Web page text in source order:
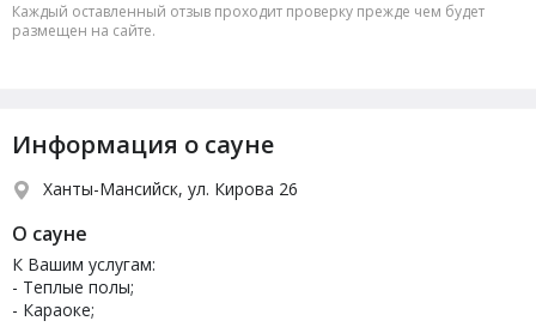
Каждый оставленный отзыв проходит проверку прежде чем будет
размещен на сайте.
Информация о сауне
Ханты-Мансийск, ул. Кирова 26
О сауне
К Вашим услугам:
- Теплые полы;
- Караоке;